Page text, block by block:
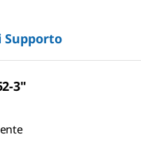
Supporto
3"